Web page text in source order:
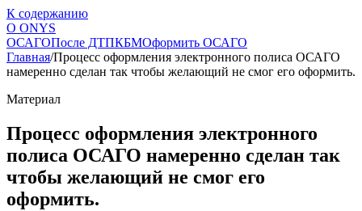
К содержанию
О ONYS
ОСАГОПосле ДТПКБМОформить ОСАГО
Главная/Процесс оформления электронного полиса ОСАГО
намеренно сделан так чтобы желающий не смог его оформить.
Материал
Процесс оформления электронного
полиса ОСАГО намеренно сделан так
чтобы желающий не смог его
оформить.